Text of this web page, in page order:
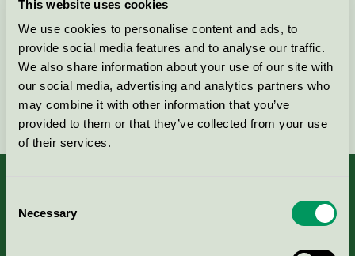
This website uses cookies
We use cookies to personalise content and ads, to
provide social media features and to analyse our traffic.
We also share information about your use of our site with
our social media, advertising and analytics partners who
may combine it with other information that you’ve
provided to them or that they’ve collected from your use
of their services.
Selection
Necessary
Kontakta oss på08-55 55 24 00eller via formuläret:
Fortsätt